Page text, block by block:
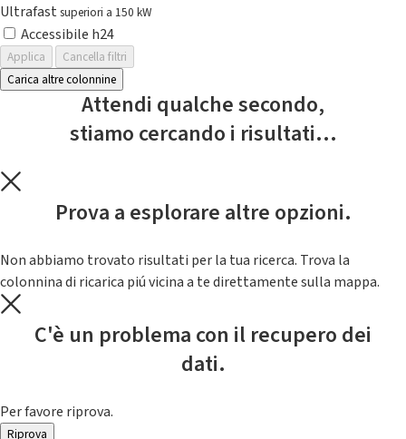
Ultrafast superiori a 150 kW
Accessibile h24
Applica
Cancella filtri
Carica altre colonnine
Attendi qualche secondo,
stiamo cercando i risultati...
Prova a esplorare altre opzioni.
Non abbiamo trovato risultati per la tua ricerca. Trova la
colonnina di ricarica piú vicina a te direttamente sulla mappa.
C'è un problema con il recupero dei
dati.
Per favore riprova.
Riprova